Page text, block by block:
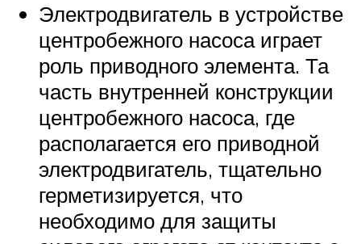
Электродвигатель в устройстве
центробежного насоса играет
роль приводного элемента. Та
часть внутренней конструкции
центробежного насоса, где
располагается его приводной
электродвигатель, тщательно
герметизируется, что
необходимо для защиты